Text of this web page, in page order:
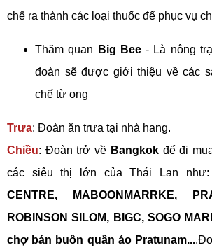
chế ra thành các loại thuốc để phục vụ
Thăm quan Big Bee- Là nông
đoàn sẽ được giới thiệu về các
chế từ ong
Trưa: Đoàn ăn trưa tại nhà hang.
Chiều: Đoàn trở về Bangkok để đi
các siêu thị lớn của Thái Lan
CENTRE, MABOONMARRKE,
ROBINSON SILOM, BIGC, SOGO
chợ bán buôn quần áo Pratunam...